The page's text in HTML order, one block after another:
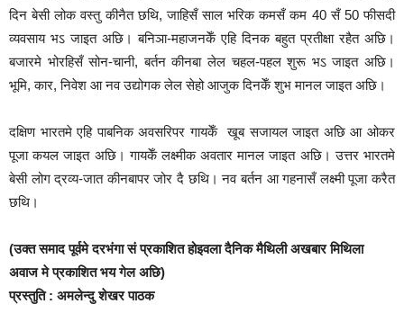
दिन बेसी लोक वस्तु कीनैत छथि, जाहिसँ साल भरिक कमसँ कम 40 सँ 50 फीसदी
व्यवसाय भऽ जाइत अछि। बनिञा-महाजनकेँ एहि दिनक बहुत प्रतीक्षा रहैत अछि।
बजारमे भोरहिसँ सोन-चानी, बर्तन कीनबा लेल चहल-पहल शुरू भऽ जाइत अछि।
भूमि, कार, निवेश आ नव उद्योगक लेल सेहो आजुक दिनकेँ शुभ मानल जाइत अछि।
दक्षिण भारतमे एहि पाबनिक अवसरिपर गायकेँ खूब सजायल जाइत अछि आ ओकर
पूजा कयल जाइत अछि। गायकेँ लक्ष्मीक अवतार मानल जाइत अछि। उत्तर भारतमे
बेसी लोग द्रव्य-जात कीनबापर जोर दै छथि। नव बर्तन आ गहनासँ लक्ष्मी पूजा करैत
छथि।
(उक्त समाद पूर्वमे दरभंगा सं प्रकाशित होइवला दैनिक मैथिली अखबार मिथिला
अवाज मे प्रकाशित भय गेल अछि)
प्रस्तुति : अमलेन्दु शेखर पाठक